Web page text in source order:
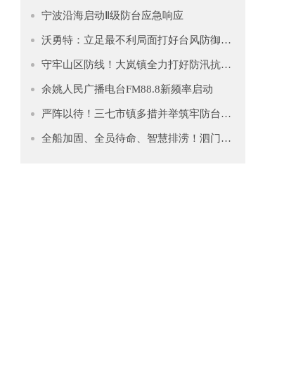
宁波沿海启动Ⅱ级防台应急响应
沃勇特：立足最不利局面打好台风防御仗 全力守护人民群众生命财产安全
守牢山区防线！大岚镇全力打好防汛抗台“主动仗”
余姚人民广播电台FM88.8新频率启动
严阵以待！三七市镇多措并举筑牢防台安全网
全船加固、全员待命、智慧排涝！泗门镇筑牢防台“安全堤”